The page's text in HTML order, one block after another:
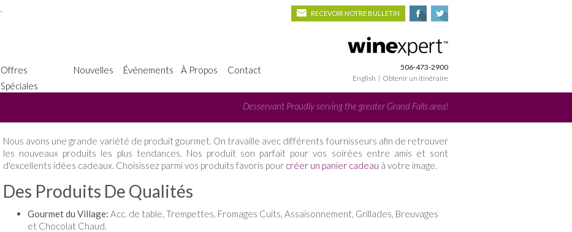
RECEVOIR NOTRE BULLETIN
Offres
Spéciales
Nouvelles Événements À Propos Contact
506-473-2900
English | Obtenir un itinéraire
Desservant Proudly serving the greater Grand Falls area!
Nous avons une grande variété de produit gourmet. On travaille avec différents fournisseurs afin de retrouver
les nouveaux produits les plus tendances. Nos produit son parfait pour vos soirées entre amis et sont
d'excellents idées cadeaux. Choisissez parmi vos produits favoris pour créer un panier cadeau à votre image.
Des Produits De Qualités
Gourmet du Village: Acc. de table, Trempettes, Fromages Cuits, Assaisonnement, Grillades, Breuvages
et Chocolat Chaud.